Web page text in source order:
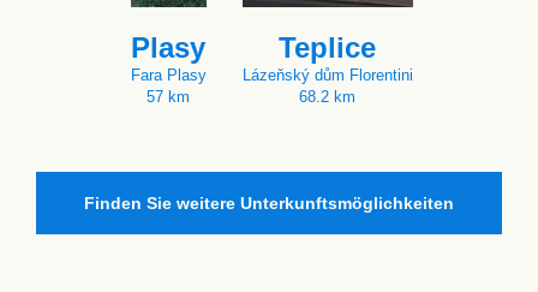
Plasy
Fara Plasy
57 km
Teplice
Lázeňský dům Florentini
68.2 km
Finden Sie weitere Unterkunftsmöglichkeiten